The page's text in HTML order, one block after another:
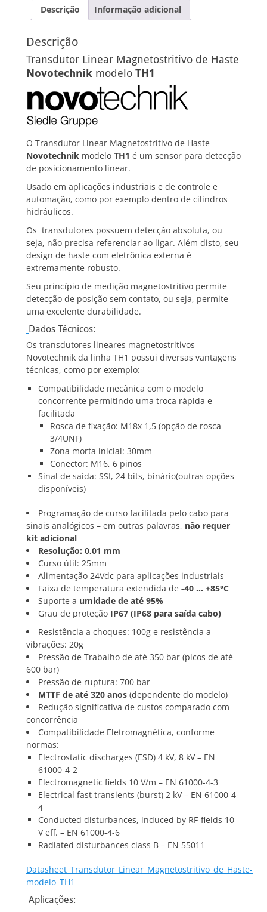
Descrição Informação adicional
Descrição
Transdutor Linear Magnetostritivo de Haste
Novotechnik modelo TH1
O Transdutor Linear Magnetostritivo de Haste
Novotechnik modelo TH1 é um sensor para detecção
de posicionamento linear.
Usado em aplicações industriais e de controle e
automação, como por exemplo dentro de cilindros
hidráulicos.
Os transdutores possuem detecção absoluta, ou
seja, não precisa referenciar ao ligar. Além disto, seu
design de haste com eletrônica externa é
extremamente robusto.
Seu princípio de medição magnetostritivo permite
detecção de posição sem contato, ou seja, permite
uma excelente durabilidade.
Dados Técnicos:
Os transdutores lineares magnetostritivos
Novotechnik da linha TH1 possui diversas vantagens
técnicas, como por exemplo:
Compatibilidade mecânica com o modelo
concorrente permitindo uma troca rápida e
facilitada
Rosca de fixação: M18x 1,5 (opção de rosca
3/4UNF)
Zona morta inicial: 30mm
Conector: M16, 6 pinos
Sinal de saída: SSI, 24 bits, binário(outras opções
disponíveis)
Programação de curso facilitada pelo cabo para
sinais analógicos – em outras palavras, não requer
kit adicional
Resolução: 0,01 mm
Curso útil: 25mm
Alimentação 24Vdc para aplicações industriais
Faixa de temperatura extendida de -40 … +85°C
Suporte a umidade de até 95%
Grau de proteção IP67 (IP68 para saída cabo)
Resistência a choques: 100g e resistência a
vibrações: 20g
Pressão de Trabalho de até 350 bar (picos de até
600 bar)
Pressão de ruptura: 700 bar
MTTF de até 320 anos (dependente do modelo)
Redução significativa de custos comparado com
concorrência
Compatibilidade Eletromagnética, conforme
normas:
Electrostatic discharges (ESD) 4 kV, 8 kV – EN
61000-4-2
Electromagnetic fields 10 V/m – EN 61000-4-3
Electrical fast transients (burst) 2 kV – EN 61000-4-
4
Conducted disturbances, induced by RF-fields 10
V eff. – EN 61000-4-6
Radiated disturbances class B – EN 55011
Datasheet_Transdutor_Linear_Magnetostritivo_de_Haste-
modelo_TH1
Aplicações: